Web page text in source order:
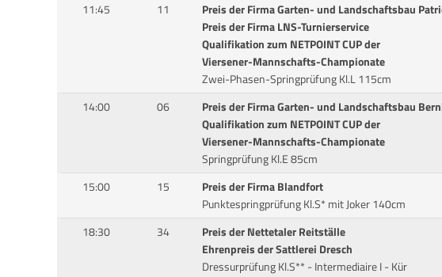
11:45 11
Preis der Firma Garten- und Landschaftsbau
Preis der Firma LNS-Turnierservice
Qualifikation zum NETPOINT CUP der
Viersener-Mannschafts-Championate
Zwei-Phasen-Springprüfung Kl.L 115cm
14:00 06
Preis der Firma Garten- und Landschaftsbau
Qualifikation zum NETPOINT CUP der
Viersener-Mannschafts-Championate
Springprüfung Kl.E 85cm
15:00 15
Preis der Firma Blandfort
Punktespringprüfung Kl.S* mit Joker 140cm
18:30 34
Preis der Nettetaler Reitställe
Ehrenpreis der Sattlerei Dresch
Dressurprüfung Kl.S** - Intermediaire I - Kür